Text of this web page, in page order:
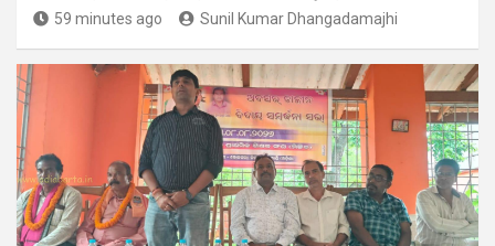
59 minutes ago Sunil Kumar Dhangadamajhi